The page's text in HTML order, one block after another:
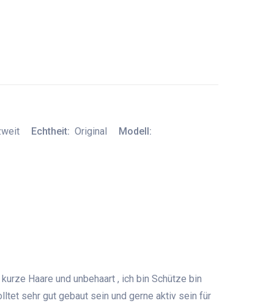
Echtheit: Original Modell:
Haare und unbehaart , ich bin Schütze bin
sehr gut gebaut sein und gerne aktiv sein für